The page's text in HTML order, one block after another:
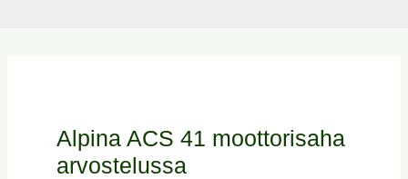
Alpina ACS 41 moottorisaha
arvostelussa